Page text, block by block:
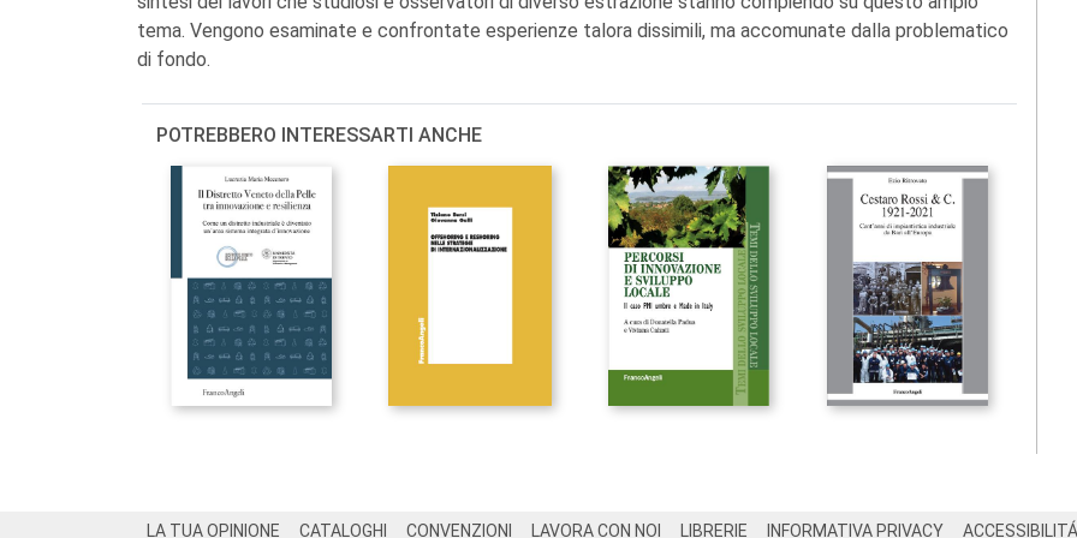
tema. Vengono esaminate e confrontate esperienze talora dissimili, ma accomunate dalla problematico
di fondo.
POTREBBERO INTERESSARTI ANCHE
LA TUA OPINIONE CATALOGHI CONVENZIONI LAVORA CON NOI LIBRERIE INFORMATIVA PRIVACY ACCESSIBILITÁ